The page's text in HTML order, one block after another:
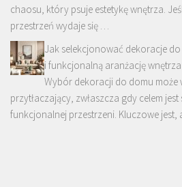
chaosu, który psuje estetykę wnętrza.
przestrzeń wydaje się …
Jak selekcjonować dekoracje
i funkcjonalną aranżację wnętrza
Wybór dekoracji do domu może
przytłaczający, zwłaszcza gdy celem
funkcjonalnej przestrzeni. Kluczowe jest,